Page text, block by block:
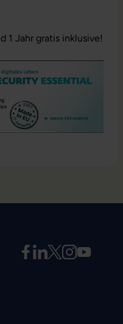
1 Jahr gratis inklusive!